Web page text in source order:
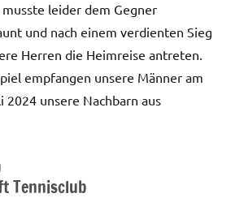
leider dem Gegner
und nach einem verdienten Sieg
Herren die Heimreise antreten.
empfangen unsere Männer am
2024 unsere Nachbarn aus
Tennisclub